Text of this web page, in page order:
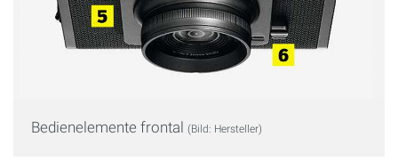
Bedienelemente frontal (Bild: Hersteller)